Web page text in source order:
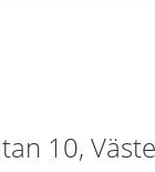
10,